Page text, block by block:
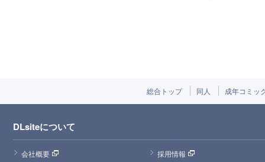
総合トップ 同人 成年コミッ
DLsiteについて
会社概要
採用情報